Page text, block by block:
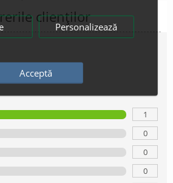
clienților
1
0
0
0
Personalizează
Acceptă